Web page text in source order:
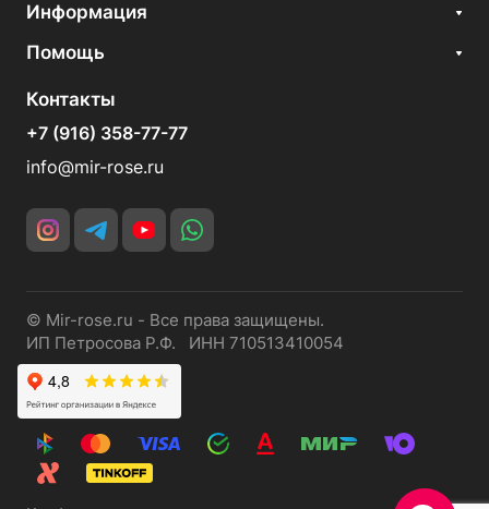
Информация
Помощь
Контакты
+7 (916) 358-77-77
info@mir-rose.ru
© Mir-rose.ru - Все права защищены.
ИП Петросова Р.Ф. ИНН 710513410054